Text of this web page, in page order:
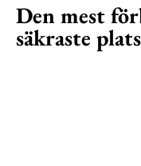
Den mest
säkraste